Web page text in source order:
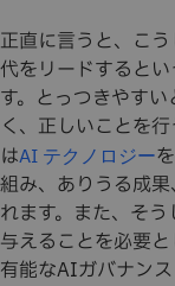
正直に言うと、こ
代をリードすると
す。とっつきやす
く、正しいことを
はAI テクノロジー
組み、ありうる成
れます。また、そ
与えることを必要
有能なAIガバナン